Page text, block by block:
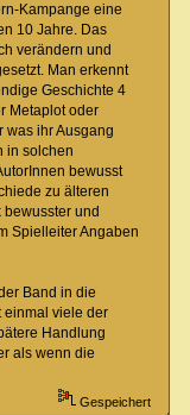
Kampange eine
10 Jahre. Das
verändern und
Man erkennt
Geschichte 4
Metaplot oder
was ihr Ausgang
in solchen
bewusst
zu älteren
und
Spielleiter Angaben
Band in die
einmal viele der
Handlung
als wenn die
Gespeichert